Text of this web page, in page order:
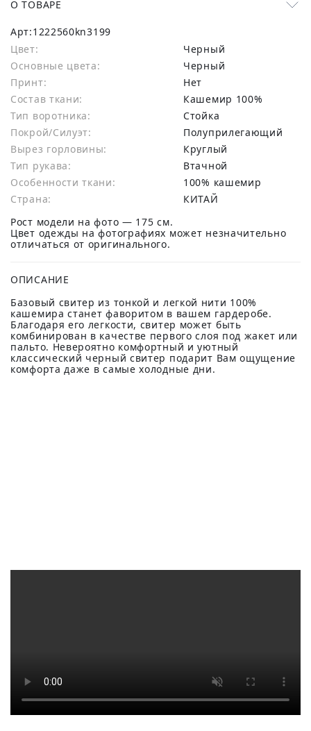
О ТОВАРЕ
Арт:1222560kn3199
Цвет:
Черный
Основные цвета:
черный
Принт:
Нет
Состав ткани:
кашемир 100%
Тип воротника:
Стойка
Покрой/Силуэт:
Полуприлегающий
Вырез горловины:
Круглый
Тип рукава:
Втачной
Особенности ткани:
100% кашемир
Страна:
КИТАЙ
Рост модели на фото — 175 см.
Цвет одежды на фотографиях может незначительно
отличаться от оригинального.
ОПИСАНИЕ
Базовый свитер из тонкой и легкой нити 100%
кашемира станет фаворитом в вашем гардеробе.
Благодаря его легкости, свитер может быть
комбинирован в качестве первого слоя под жакет или
пальто. Невероятно комфортный и уютный
классический черный свитер подарит Вам ощущение
комфорта даже в самые холодные дни.